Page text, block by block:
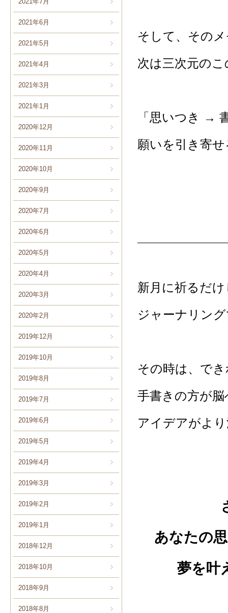
2021年6月
2021年5月
2021年4月
2021年3月
2021年1月
2020年12月
2020年11月
2020年10月
2020年9月
2020年7月
2020年6月
2020年5月
2020年4月
2020年3月
2020年2月
2019年12月
2019年10月
2019年8月
2019年7月
2019年6月
2019年5月
2019年4月
2019年3月
2019年2月
2019年1月
2018年12月
2018年10月
2018年9月
2018年8月
そして、その
次は三次元の
「思いつき →
願いを引き寄
新月に祈るだ
ジャーナリン
その時は、で
手書きの方が
アイデアがよ
あなたの
夢を叶